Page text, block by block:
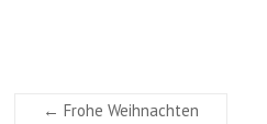
← Frohe Weihnachten